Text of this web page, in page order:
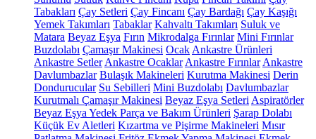
Tabakları Çay Setleri Çay Fincanı Çay Bardağı Çay Kaşığı
Yemek Takımları Tabaklar Kahvaltı Takımları Suluk ve
Matara Beyaz Eşya Fırın Mikrodalga Fırınlar Mini Fırınlar
Buzdolabı Çamaşır Makinesi Ocak Ankastre Ürünleri
Ankastre Setler Ankastre Ocaklar Ankastre Fırınlar Ankastre
Davlumbazlar Bulaşık Makineleri Kurutma Makinesi Derin
Dondurucular Su Sebilleri Mini Buzdolabı Davlumbazlar
Kurutmalı Çamaşır Makinesi Beyaz Eşya Setleri Aspiratörler
Beyaz Eşya Yedek Parça ve Bakım Ürünleri Şarap Dolabı
Küçük Ev Aletleri Kızartma ve Pişirme Makineleri Mısır